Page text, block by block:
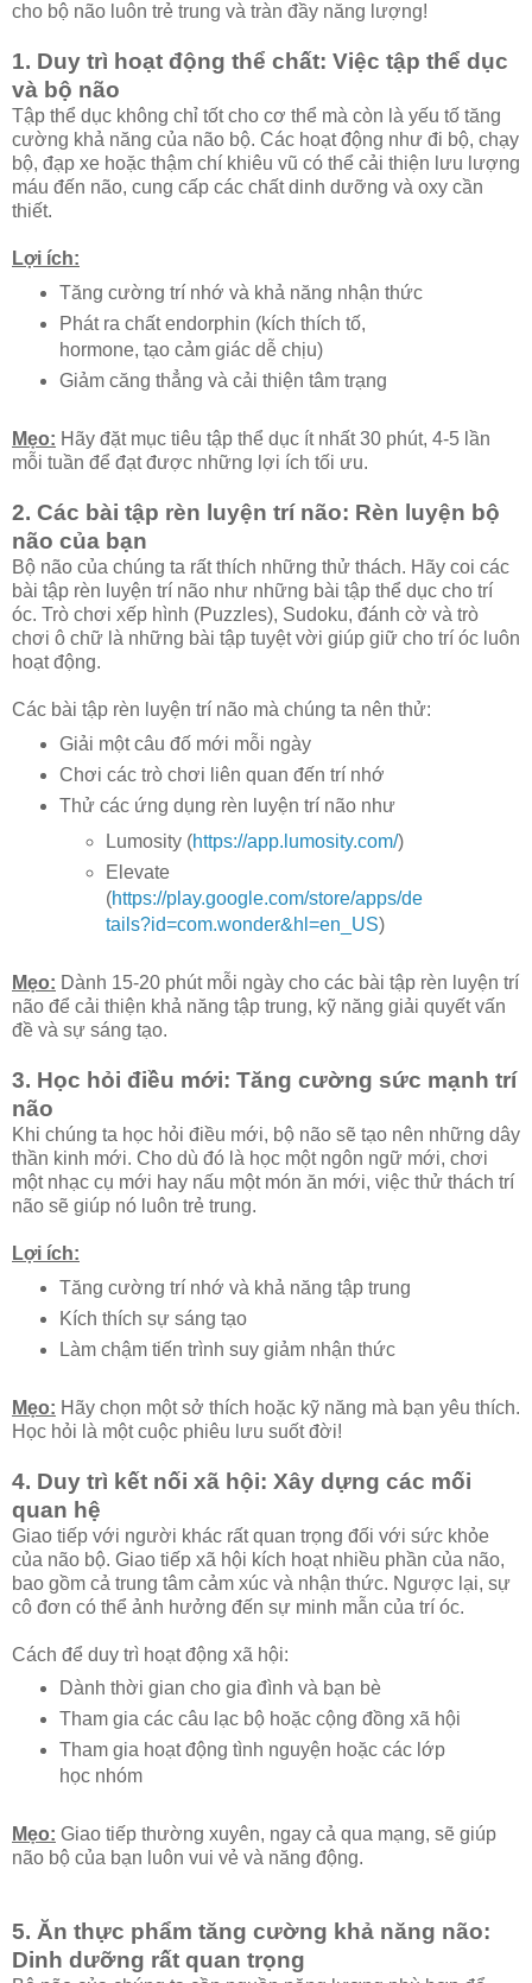
cho bộ não luôn trẻ trung và tràn đầy năng lượng!
1. Duy trì hoạt động thể chất: Việc tập thể dục
và bộ não
Tập thể dục không chỉ tốt cho cơ thể mà còn là yếu tố tăng
cường khả năng của não bộ. Các hoạt động như đi bộ, chạy
bộ, đạp xe hoặc thậm chí khiêu vũ có thể cải thiện lưu lượng
máu đến não, cung cấp các chất dinh dưỡng và oxy cần
thiết.
Lợi ích:
Tăng cường trí nhớ và khả năng nhận thức
Phát ra chất endorphin (kích thích tố,
hormone, tạo cảm giác dễ chịu)
Giảm căng thẳng và cải thiện tâm trạng
Mẹo: Hãy đặt mục tiêu tập thể dục ít nhất 30 phút, 4-5 lần
mỗi tuần để đạt được những lợi ích tối ưu.
2. Các bài tập rèn luyện trí não: Rèn luyện bộ
não của bạn
Bộ não của chúng ta rất thích những thử thách. Hãy coi các
bài tập rèn luyện trí não như những bài tập thể dục cho trí
óc. Trò chơi xếp hình (Puzzles), Sudoku, đánh cờ và trò
chơi ô chữ là những bài tập tuyệt vời giúp giữ cho trí óc luôn
hoạt động.
Các bài tập rèn luyện trí não mà chúng ta nên thử:
Giải một câu đố mới mỗi ngày
Chơi các trò chơi liên quan đến trí nhớ
Thử các ứng dụng rèn luyện trí não như
Lumosity (https://app.lumosity.com/)
Elevate
(https://play.google.com/store/apps/de
tails?id=com.wonder&hl=en_US)
Mẹo: Dành 15-20 phút mỗi ngày cho các bài tập rèn luyện trí
não để cải thiện khả năng tập trung, kỹ năng giải quyết vấn
đề và sự sáng tạo.
3. Học hỏi điều mới: Tăng cường sức mạnh trí
não
Khi chúng ta học hỏi điều mới, bộ não sẽ tạo nên những dây
thần kinh mới. Cho dù đó là học một ngôn ngữ mới, chơi
một nhạc cụ mới hay nấu một món ăn mới, việc thử thách trí
não sẽ giúp nó luôn trẻ trung.
Lợi ích:
Tăng cường trí nhớ và khả năng tập trung
Kích thích sự sáng tạo
Làm chậm tiến trình suy giảm nhận thức
Mẹo: Hãy chọn một sở thích hoặc kỹ năng mà bạn yêu thích.
Học hỏi là một cuộc phiêu lưu suốt đời!
4. Duy trì kết nối xã hội: Xây dựng các mối
quan hệ
Giao tiếp với người khác rất quan trọng đối với sức khỏe
của não bộ. Giao tiếp xã hội kích hoạt nhiều phần của não,
bao gồm cả trung tâm cảm xúc và nhận thức. Ngược lại, sự
cô đơn có thể ảnh hưởng đến sự minh mẫn của trí óc.
Cách để duy trì hoạt động xã hội:
Dành thời gian cho gia đình và bạn bè
Tham gia các câu lạc bộ hoặc cộng đồng xã hội
Tham gia hoạt động tình nguyện hoặc các lớp
học nhóm
Mẹo: Giao tiếp thường xuyên, ngay cả qua mạng, sẽ giúp
não bộ của bạn luôn vui vẻ và năng động.
5. Ăn thực phẩm tăng cường khả năng não:
Dinh dưỡng rất quan trọng